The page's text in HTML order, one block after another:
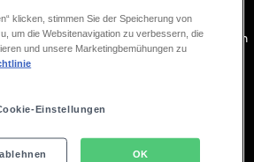
verbindet
irgendwas - verschenken Sie besondere
klicken, stimmen Sie der Speicherung von
um die Websitenavigation zu verbessern, die
und unsere Marketingbemühungen zu
Einstellungen
OK